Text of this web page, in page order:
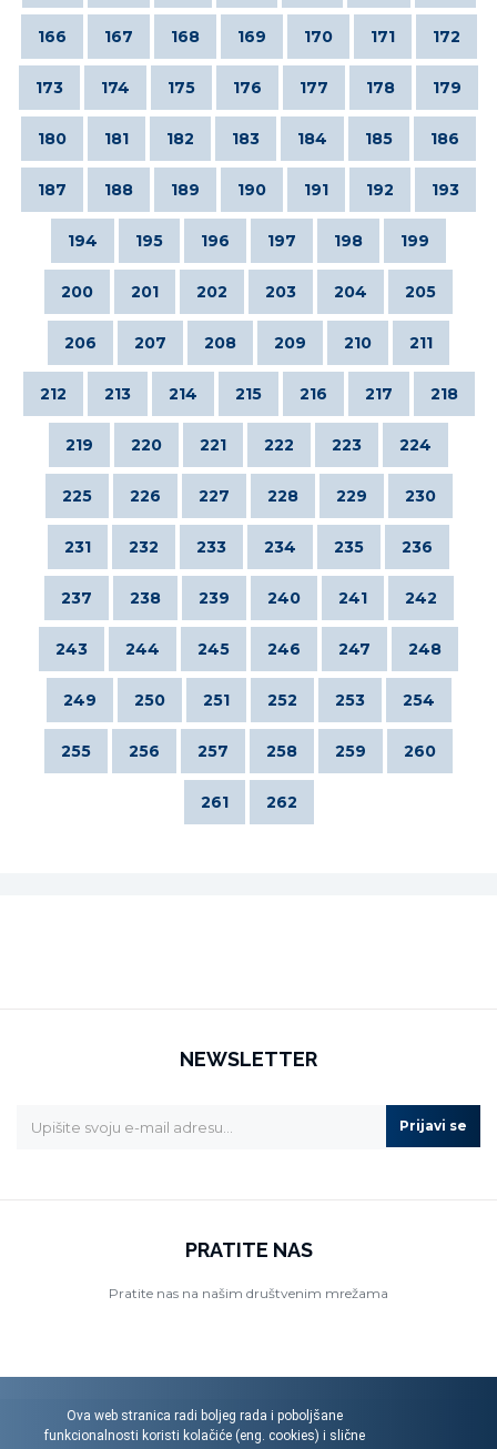
166 167 168 169 170 171 172
173 174 175 176 177 178 179
180 181 182 183 184 185 186
187 188 189 190 191 192 193
194 195 196 197 198 199
200 201 202 203 204 205
206 207 208 209 210 211
212 213 214 215 216 217 218
219 220 221 222 223 224
225 226 227 228 229 230
231 232 233 234 235 236
237 238 239 240 241 242
243 244 245 246 247 248
249 250 251 252 253 254
255 256 257 258 259 260
261 262
NEWSLETTER
Prijavi se
PRATITE NAS
Pratite nas na našim društvenim mrežama
Ova web stranica radi boljeg rada i poboljšane
funkcionalnosti koristi kolačiće (eng. cookies) i slične